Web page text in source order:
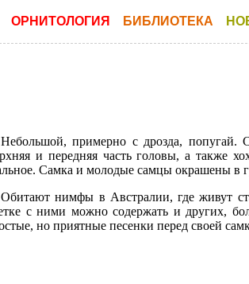
ОРНИТОЛОГИЯ БИБЛИОТЕКА
Небольшой, примерно с дрозда,
и передняя часть головы, а также
Самка и молодые самцы окрашены в
Обитают нимфы в Австралии, где живут
с ними можно содержать и других,
но приятные песенки перед своей